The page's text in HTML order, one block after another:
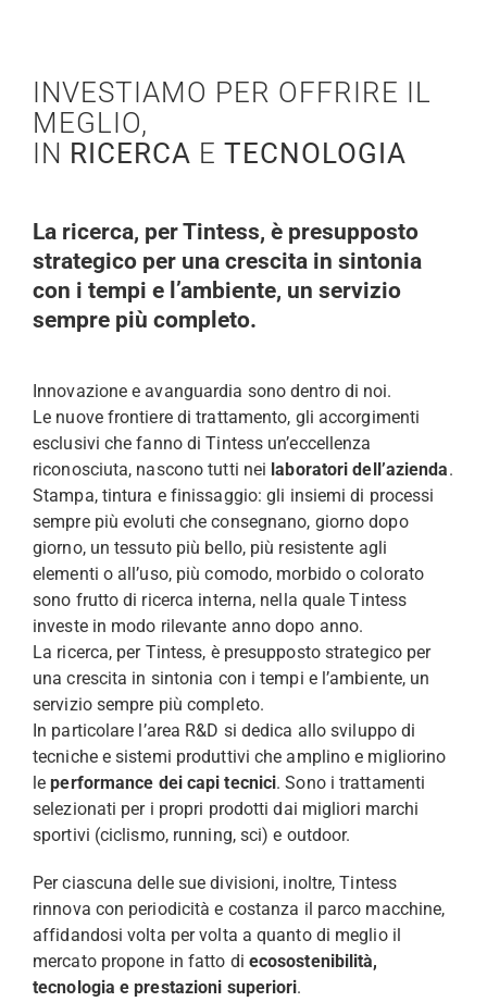
INVESTIAMO PER OFFRIRE IL
MEGLIO,
IN RICERCA E TECNOLOGIA
La ricerca, per Tintess, è presupposto
strategico per una crescita in sintonia
con i tempi e l’ambiente, un servizio
sempre più completo.
Innovazione e avanguardia sono dentro di noi.
Le nuove frontiere di trattamento, gli accorgimenti
esclusivi che fanno di Tintess un’eccellenza
riconosciuta, nascono tutti nei laboratori dell’azienda.
Stampa, tintura e finissaggio: gli insiemi di processi
sempre più evoluti che consegnano, giorno dopo
giorno, un tessuto più bello, più resistente agli
elementi o all’uso, più comodo, morbido o colorato
sono frutto di ricerca interna, nella quale Tintess
investe in modo rilevante anno dopo anno.
La ricerca, per Tintess, è presupposto strategico per
una crescita in sintonia con i tempi e l’ambiente, un
servizio sempre più completo.
In particolare l’area R&D si dedica allo sviluppo di
tecniche e sistemi produttivi che amplino e migliorino
leperformance dei capi tecnici. Sono i trattamenti
selezionati per i propri prodotti dai migliori marchi
sportivi (ciclismo, running, sci) e outdoor.
Per ciascuna delle sue divisioni, inoltre, Tintess
rinnova con periodicità e costanza il parco macchine,
affidandosi volta per volta a quanto di meglio il
mercato propone in fatto di ecosostenibilità,
tecnologia e prestazioni superiori.